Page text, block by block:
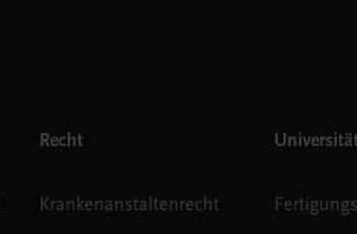
Recht
Krankenanstaltenrecht